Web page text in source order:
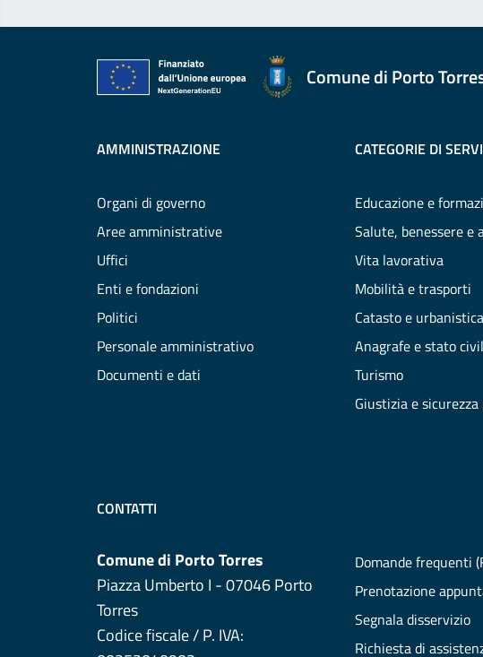
Comune di Porto
AMMINISTRAZIONE
Organi di governo
Aree amministrative
Uffici
Enti e fondazioni
Politici
Personale amministrativo
Documenti e dati
CATEGORIE DI
Educazione e
Salute, benessere e
Vita lavorativa
Mobilità e trasporti
Catasto e urbanistica
Anagrafe e stato
Turismo
Giustizia e
CONTATTI
Comune di Porto Torres
Piazza Umberto I - 07046 Porto
Torres
Codice fiscale / P. IVA:
Domande frequenti
Prenotazione
Segnala disservizio
Richiesta di